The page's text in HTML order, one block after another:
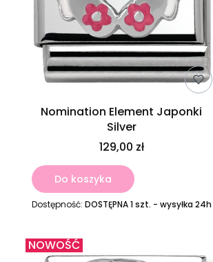
Nomination Element Japonki
Silver
129,00 zł
Do koszyka
Dostępność: DOSTĘPNA 1 szt. - wysyłka 24h
NOWOŚĆ